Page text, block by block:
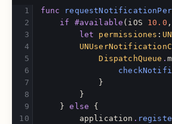
func
if
#available ( iOS 10.0 ,
let
permissiones :
DispatchQueue .
}
}
}
else
{
application .